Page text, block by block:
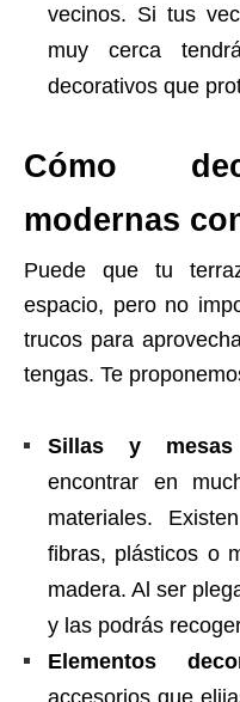
vecinos. Si tus
muy cerca
decorativos que
Cómo
modernas
Puede que tu
espacio, pero no
trucos para
tengas. Te
Sillas y mesas
encontrar en
materiales.
fibras, plásticos o
madera. Al ser
y las podrás
Elementos
accesorios que